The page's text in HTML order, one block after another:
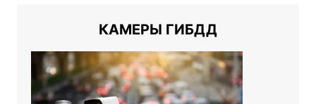
КАМЕРЫ ГИБДД